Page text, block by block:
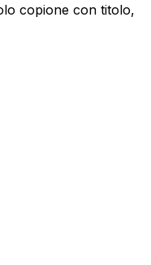
copione con titolo,